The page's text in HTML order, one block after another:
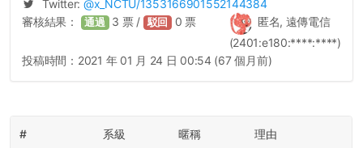
Twitter: @x_NCTU/1353166901552144384
匿名, 遠傳電信
(2401:e180:****:****)
審核結果： 通過 3 票 / 駁回 0 票
投稿時間： 2021 年 01 月 24 日 00:54 (67 個月前)
# 系級 暱稱 理由